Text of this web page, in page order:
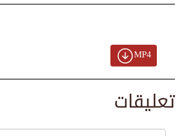
MP4
تعليقات